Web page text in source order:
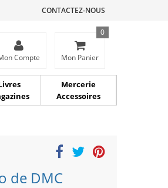
CONTACTEZ-NOUS
Compte Mon Panier
0
Mercerie
Accessoires
de DMC